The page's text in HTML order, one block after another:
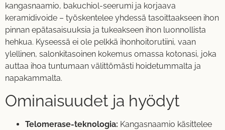
kangasnaamio, bakuchiol-seerumi ja korjaava
keramidivoide – työskentelee yhdessä tasoittaakseen ihon
pinnan epätasaisuuksia ja tukeakseen ihon luonnollista
hehkua. Kyseessä ei ole pelkkä ihonhoitorutiini, vaan
ylellinen, salonkitasoinen kokemus omassa kotonasi, joka
auttaa ihoa tuntumaan välittömästi hoidetummalta ja
napakammalta.
Ominaisuudet ja hyödyt
Telomerase-teknologia: Kangasnaamio käsittelee